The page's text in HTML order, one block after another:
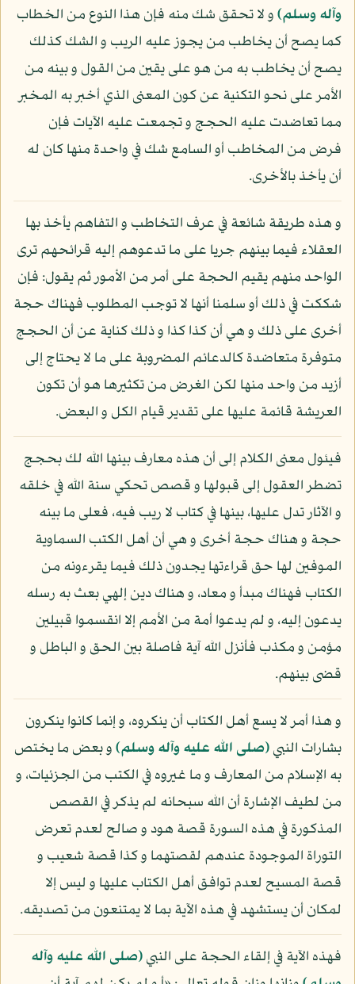
وآله وسلم)و لا تحقق شك منه فإن هذا النوع من الخطاب
كما يصح أن يخاطب من يجوز عليه الريب و الشك كذلك
يصح أن يخاطب به من هو على يقين من القول و بينه من
الأمر على نحو التكنية عن كون المعنى الذي أخبر به المخبر
مما تعاضدت عليه الحجج و تجمعت عليه الآيات فإن
فرض من المخاطب أو السامع شك في واحدة منها كان له
أن يأخذ بالأخرى.
و هذه طريقة شائعة في عرف التخاطب و التفاهم يأخذ بها
العقلاء فيما بينهم جريا على ما تدعوهم إليه قرائحهم ترى
الواحد منهم يقيم الحجة على أمر من الأمور ثم يقول: فإن
شككت في ذلك أو سلمنا أنها لا توجب المطلوب فهناك حجة
أخرى على ذلك و هي أن كذا كذا و ذلك كناية عن أن الحجج
متوفرة متعاضدة كالدعائم المضروبة على ما لا يحتاج إلى
أزيد من واحد منها لكن الغرض من تكثيرها هو أن تكون
العريشة قائمة عليها على تقدير قيام الكل و البعض.
فيئول معنى الكلام إلى أن هذه معارف بينها الله لك بحجج
تضطر العقول إلى قبولها و قصص تحكي سنة الله في خلقه
و الآثار تدل عليها، بينها في كتاب لا ريب فيه، فعلى ما بينه
حجة و هناك حجة أخرى و هي أن أهل الكتب السماوية
الموفين لها حق قراءتها يجدون ذلك فيما يقرءونه من
الكتاب فهناك مبدأ و معاد، و هناك دين إلهي بعث به رسله
يدعون إليه، و لم يدعوا أمة من الأمم إلا انقسموا قبيلين
مؤمن و مكذب فأنزل الله آية فاصلة بين الحق و الباطل و
قضى بينهم.
و هذا أمر لا يسع أهل الكتاب أن ينكروه، و إنما كانوا ينكرون
بشارات النبي(صلى الله عليه وآله وسلم)و بعض ما يختص
به الإسلام من المعارف و ما غيروه في الكتب من الجزئيات، و
من لطيف الإشارة أن الله سبحانه لم يذكر في القصص
المذكورة في هذه السورة قصة هود و صالح لعدم تعرض
التوراة الموجودة عندهم لقصتهما و كذا قصة شعيب و
قصة المسيح لعدم توافق أهل الكتاب عليها و ليس إلا
لمكان أن يستشهد في هذه الآية بما لا يمتنعون من تصديقه.
فهذه الآية في إلقاء الحجة على النبي(صلى الله عليه وآله